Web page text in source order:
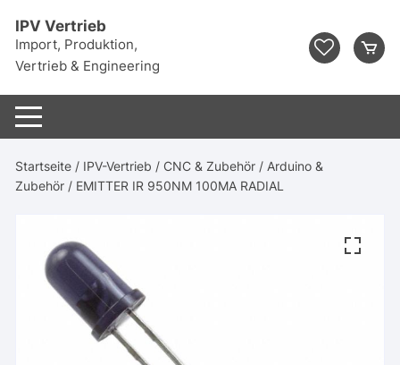
Inhalt
springen
IPV Vertrieb
Import, Produktion,
Vertrieb & Engineering
Startseite / IPV-Vertrieb / CNC & Zubehör / Arduino &
Zubehör / EMITTER IR 950NM 100MA RADIAL